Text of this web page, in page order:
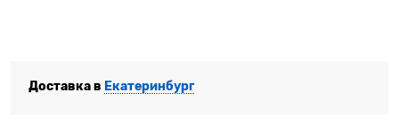
Доставка в Екатеринбург